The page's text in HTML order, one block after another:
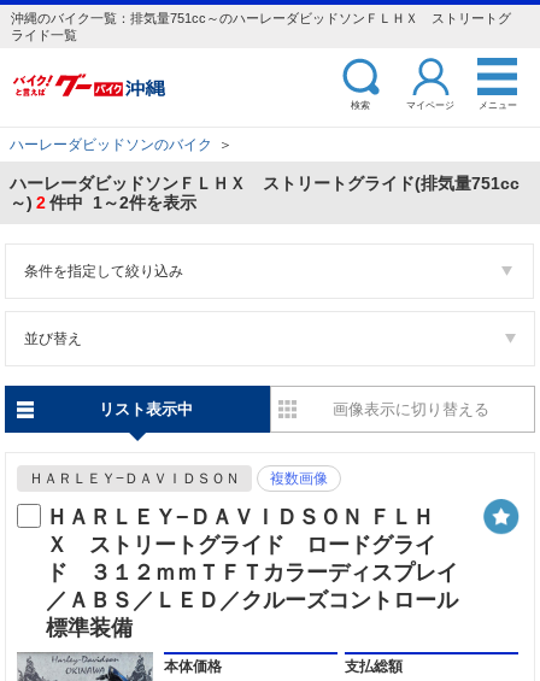
沖縄のバイク一覧：排気量751cc～のハーレーダビッドソンＦＬＨＸ ストリートグ
ライド一覧
検索 マイページ メニュー
ハーレーダビッドソンのバイク ＞
ハーレーダビッドソンＦＬＨＸ ストリートグライド(排気量751cc
～) 2件中 1～2件を表示
条件を指定して絞り込み
並び替え
リスト表示中 画像表示に切り替える
ＨＡＲＬＥＹ−ＤＡＶＩＤＳＯＮ 複数画像
ＨＡＲＬＥＹ−ＤＡＶＩＤＳＯＮ ＦＬＨ
Ｘ ストリートグライド ロードグライ
ド ３１２ｍｍＴＦＴカラーディスプレイ
／ＡＢＳ／ＬＥＤ／クルーズコントロール
標準装備
本体価格 支払総額